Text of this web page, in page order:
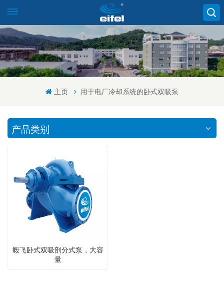
主页 用于电厂冷却系统的卧式双吸泵
产品类别
毅飞卧式双吸剖分式泵，大容
量